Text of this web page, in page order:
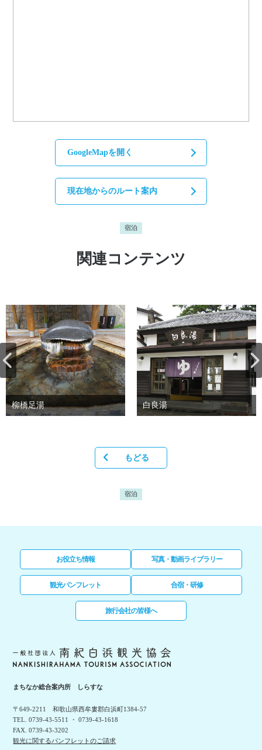
GoogleMapを開く
現在地からのルート案内
宿泊
関連コンテンツ
柳橋足湯 白良湯
もどる
宿泊
お役立ち情報 写真・動画ライブラリー
観光パンフレット 合宿・研修
旅行会社の皆様へ
まちなか総合案内所 しらすな
〒649-2211 和歌山県西牟婁郡白浜町1384-57
TEL. 0739-43-5511 ・ 0739-43-1618
FAX. 0739-43-3202
観光に関するパンフレットのご請求